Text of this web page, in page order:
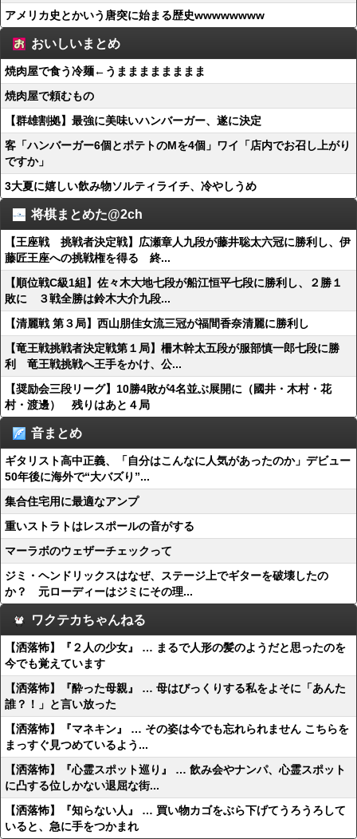
アメリカ史とかいう唐突に始まる歴史wwwwwwww
おいしいまとめ
焼肉屋で食う冷麺←うまままままままま
焼肉屋で頼むもの
【群雄割拠】最強に美味いハンバーガー、遂に決定
客「ハンバーガー6個とポテトのMを4個」ワイ「店内でお召し上がり
ですか」
3大夏に嬉しい飲み物ソルティライチ、冷やしうめ
将棋まとめた@2ch
【王座戦 挑戦者決定戦】広瀬章人九段が藤井聡太六冠に勝利し、伊
藤匠王座への挑戦権を得る 終...
【順位戦C級1組】佐々木大地七段が船江恒平七段に勝利し、２勝１
敗に ３戦全勝は鈴木大介九段...
【清麗戦 第３局】西山朋佳女流三冠が福間香奈清麗に勝利し
【竜王戦挑戦者決定戦第１局】柵木幹太五段が服部慎一郎七段に勝
利 竜王戦挑戦へ王手をかけ、公...
【奨励会三段リーグ】10勝4敗が4名並ぶ展開に（國井・木村・花
村・渡邊） 残りはあと４局
音まとめ
ギタリスト高中正義、「自分はこんなに人気があったのか」デビュー
50年後に海外で“大バズり”...
集合住宅用に最適なアンプ
重いストラトはレスポールの音がする
マーラボのウェザーチェックって
ジミ・ヘンドリックスはなぜ、ステージ上でギターを破壊したの
か？ 元ローディーはジミにその理...
ワクテカちゃんねる
【洒落怖】『２人の少女』 … まるで人形の髪のようだと思ったのを
今でも覚えています
【洒落怖】『酔った母親』 … 母はびっくりする私をよそに「あんた
誰？！」と言い放った
【洒落怖】『マネキン』 … その姿は今でも忘れられません こちらを
まっすぐ見つめているよう...
【洒落怖】『心霊スポット巡り』 … 飲み会やナンパ、心霊スポット
に凸する位しかない退屈な街...
【洒落怖】『知らない人』 … 買い物カゴをぶら下げてうろうろして
いると、急に手をつかまれ